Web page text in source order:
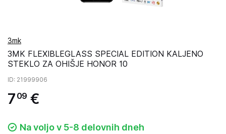
3mk
3MK FLEXIBLEGLASS SPECIAL EDITION KALJENO
STEKLO ZA OHIŠJE HONOR 10
ID: 21999906
7 09 €
Na voljo v 5-8 delovnih dneh